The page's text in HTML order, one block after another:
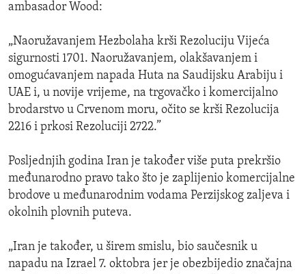
ambasador Wood:
„Naoružavanjem Hezbolaha krši Rezoluciju Vijeća
sigurnosti 1701. Naoružavanjem, olakšavanjem i
omogućavanjem napada Huta na Saudijsku Arabiju i
UAE i, u novije vrijeme, na trgovačko i komercijalno
brodarstvo u Crvenom moru, očito se krši Rezolucija
2216 i prkosi Rezoluciji 2722.”
Posljednjih godina Iran je također više puta prekršio
međunarodno pravo tako što je zaplijenio komercijalne
brodove u međunarodnim vodama Perzijskog zaljeva i
okolnih plovnih puteva.
„Iran je također, u širem smislu, bio saučesnik u
napadu na Izrael 7. oktobra jer je obezbijedio značajna